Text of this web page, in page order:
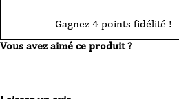
Gagnez 4 points fidélité !
Vous avez aimé ce produit ?